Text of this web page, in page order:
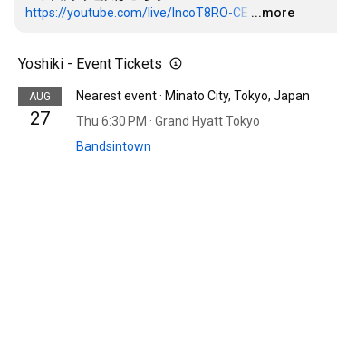
https://youtube.com/live/lncoT8RO-CE …
...more
Yoshiki - Event Tickets
AUG
27
Nearest event · Minato City, Tokyo, Japan
Thu 6:30 PM · Grand Hyatt Tokyo
Bandsintown